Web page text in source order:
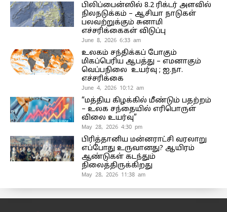
பிலிப்பைன்ஸில் 8.2 ரிக்டர் அளவில்
நிலநடுக்கம் – ஆசியா நாடுகள்
பலவற்றுக்கும் சுனாமி
எச்சரிக்கைகள் விடுப்பு
June 8, 2026 6:33 am
உலகம் சந்திக்கப் போகும்
மிகப்பெரிய ஆபத்து – எமனாகும்
வெப்பநிலை உயர்வு ; ஐ.நா.
எச்சரிக்கை
June 4, 2026 10:12 am
“மத்திய கிழக்கில் மீண்டும் பதற்றம்
– உலக சந்தையில் எரிபொருள்
விலை உயர்வு”
May 28, 2026 4:30 pm
பிரித்தானிய மன்னராட்சி வரலாறு
எப்போது உருவானது? ஆயிரம்
ஆண்டுகள் கடந்தும்
நிலைத்திருக்கிறது
May 28, 2026 11:38 am